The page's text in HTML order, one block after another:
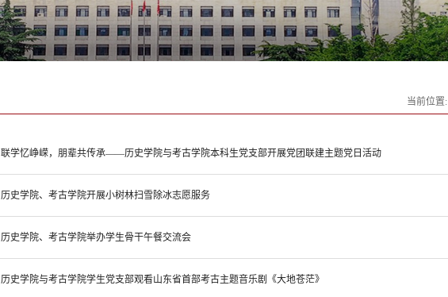
当前位置:
联学忆峥嵘，朋辈共传承——历史学院与考古学院本科生党支部开展党团联建主题党日活动
历史学院、考古学院开展小树林扫雪除冰志愿服务
历史学院、考古学院举办学生骨干午餐交流会
历史学院与考古学院学生党支部观看山东省首部考古主题音乐剧《大地苍茫》